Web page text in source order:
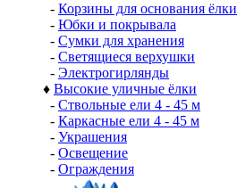
- Корзины для основания ёлки
- Юбки и покрывала
- Сумки для хранения
- Светящиеся верхушки
- Электрогирлянды
♦ Высокие уличные ёлки
- Ствольные ели 4 - 45 м
- Каркасные ели 4 - 45 м
- Украшения
- Освещение
- Ограждения